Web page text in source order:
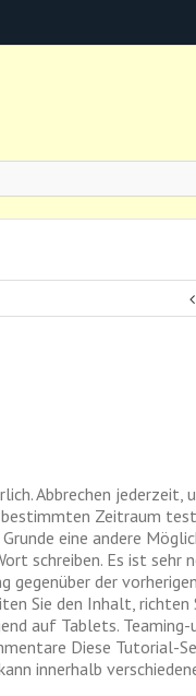
Abbrechen jederzeit,
Zeitraum
eine andere
schreiben. Es ist sehr
der
Sie den Inhalt, richten
auf Tablets. Teaming-
Diese Tutorial-
innerhalb